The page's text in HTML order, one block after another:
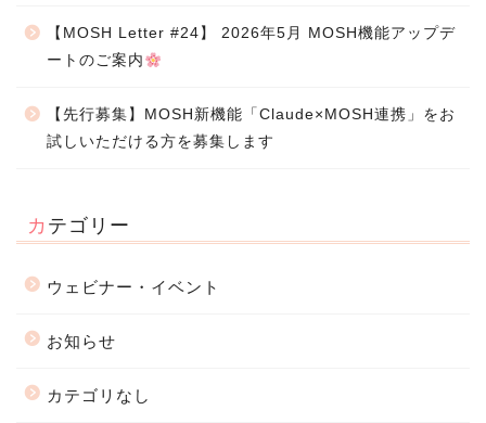
【MOSH Letter #24】 2026年5月 MOSH機能アップデ
ートのご案内
【先行募集】MOSH新機能「Claude×MOSH連携」をお
試しいただける方を募集します
カテゴリー
ウェビナー・イベント
お知らせ
カテゴリなし